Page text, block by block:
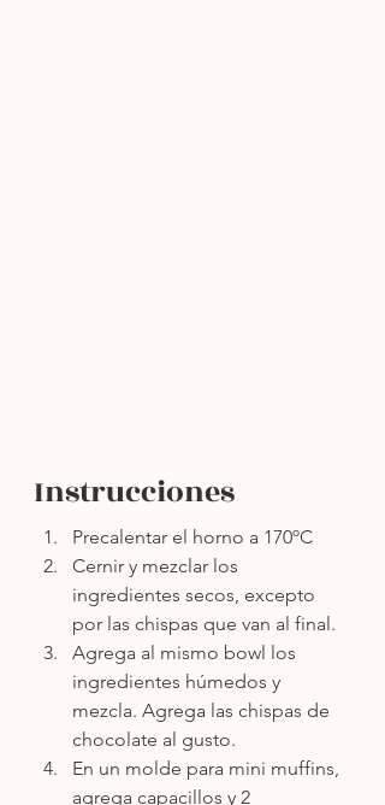
Instrucciones
Precalentar el horno a 170ºC
Cernir y mezclar los
ingredientes secos, excepto
por las chispas que van al final.
Agrega al mismo bowl los
ingredientes húmedos y
mezcla. Agrega las chispas de
chocolate al gusto.
En un molde para mini muffins,
agrega capacillos y 2